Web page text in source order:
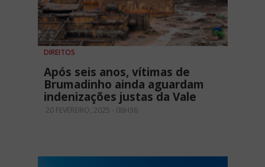
DIREITOS
Após seis anos, vítimas de
Brumadinho ainda aguardam
indenizações justas da Vale
20 FEVEREIRO, 2025 - 08H36